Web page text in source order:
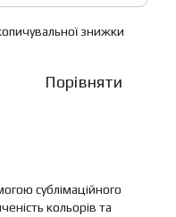
знижки
Порівняти
сублімаційного
кольорів та